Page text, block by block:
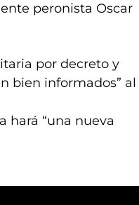
peronista Oscar
por decreto y
bien informados” al
hará “una nueva